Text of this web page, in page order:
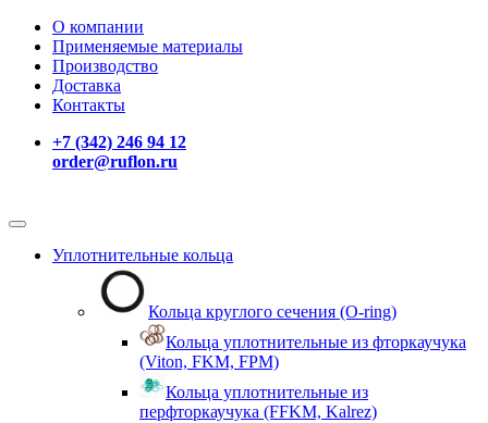
О компании
Применяемые материалы
Производство
Доставка
Контакты
+7 (342) 246 94 12
order@ruflon.ru
Уплотнительные кольца
Кольца круглого сечения (O-ring)
Кольца уплотнительные из фторкаучука
(Viton, FKM, FPM)
Кольца уплотнительные из
перфторкаучука (FFKM, Kalrez)